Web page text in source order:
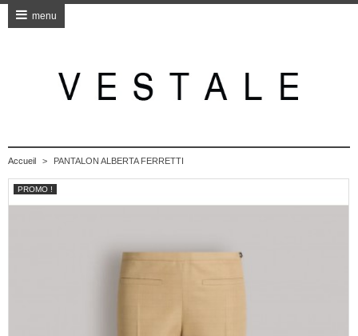
menu
Accueil > PANTALON ALBERTA FERRETTI
PROMO !